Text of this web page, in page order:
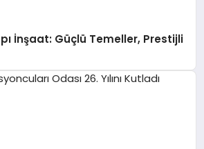
İnşaat: Güçlü Temeller, Prestijli